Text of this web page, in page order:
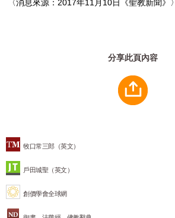
牧口常三郎（英文）
戶田城聖（英文）
創價學會全球網
〈消息來源：2017年11月10日《聖教新聞》〉
分享此頁內容